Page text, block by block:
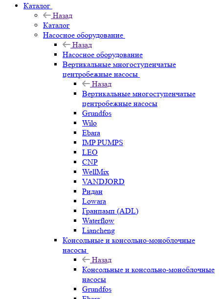
Каталог
Назад
Каталог
Насосное оборудование
Назад
Насосное оборудование
Вертикальные многоступенчатые
центробежные насосы
Назад
Вертикальные многоступенчатые
центробежные насосы
Grundfos
Wilo
Ebara
IMP PUMPS
LEO
CNP
WellMix
VANDJORD
Ридан
Lowara
Гранпамп (ADL)
Waterflow
Liancheng
Консольные и консольно-моноблочные
насосы
Назад
Консольные и консольно-моноблочные
насосы
Grundfos